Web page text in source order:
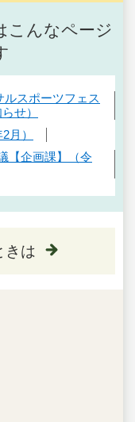
こんなページ
ルスポーツフェス
せ）
月）
【企画課】（令
きは